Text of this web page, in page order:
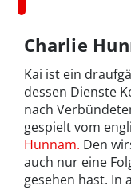
Charlie
Kai ist ein
dessen Dienste
nach
gespielt vom
Hunnam. Den
auch nur eine
gesehen hast. In